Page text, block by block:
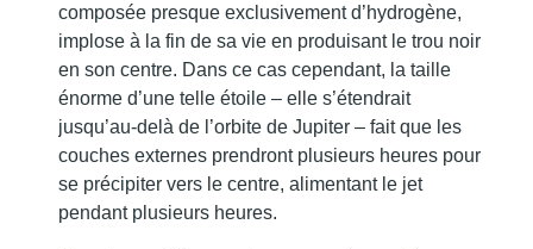
composée presque exclusivement d’hydrogène,
implose à la fin de sa vie en produisant le trou noir
en son centre. Dans ce cas cependant, la taille
énorme d’une telle étoile – elle s’étendrait
jusqu’au-delà de l’orbite de Jupiter – fait que les
couches externes prendront plusieurs heures pour
se précipiter vers le centre, alimentant le jet
pendant plusieurs heures.